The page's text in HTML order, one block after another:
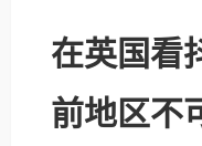
在英国看
前地区不